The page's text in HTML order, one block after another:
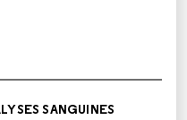
SANGUINES